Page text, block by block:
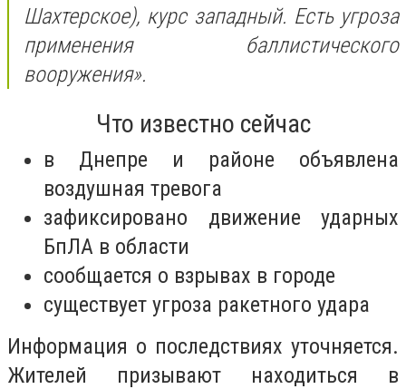
Шахтерское), курс западный. Есть угроза
применения баллистического
вооружения».
Что известно сейчас
в Днепре и районе объявлена
воздушная тревога
зафиксировано движение ударных
БпЛА в области
сообщается о взрывах в городе
существует угроза ракетного удара
Информация о последствиях уточняется.
Жителей призывают находиться в